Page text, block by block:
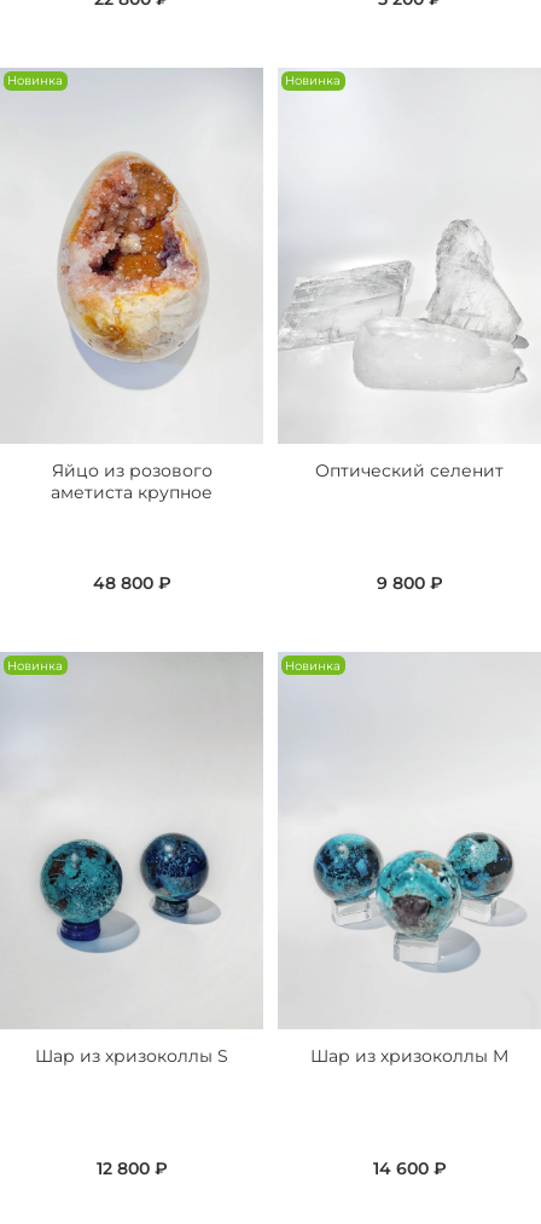
Новинка
Яйцо из розового
аметиста крупное
48 800 ₽
Новинка
Оптический селенит
9 800 ₽
Новинка
Шар из хризоколлы S
12 800 ₽
Новинка
Шар из хризоколлы M
14 600 ₽